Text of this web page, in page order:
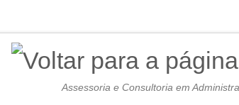
Assessoria e Consultoria em